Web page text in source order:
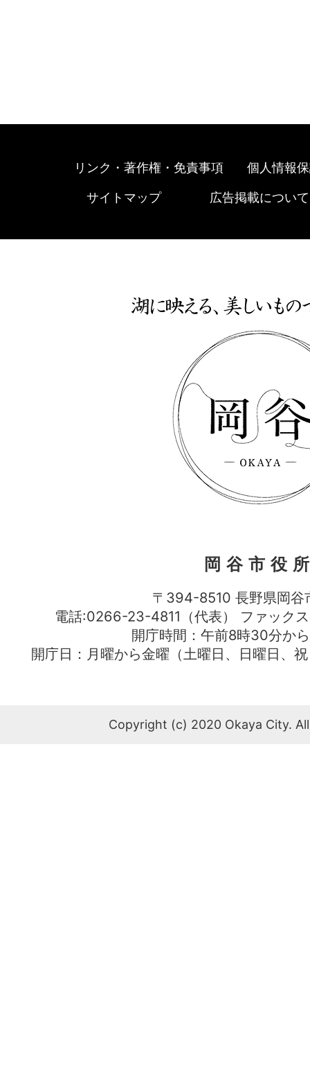
リンク・著作権・免責事項 個人情報
サイトマップ 広告掲載について
岡谷市役
〒394-8510 長野県岡谷
電話:0266-23-4811（代表） ファッ
開庁時間：午前8時30分か
開庁日：月曜から金曜（土曜日、日曜日、
Copyright (c) 2020 Okaya City.